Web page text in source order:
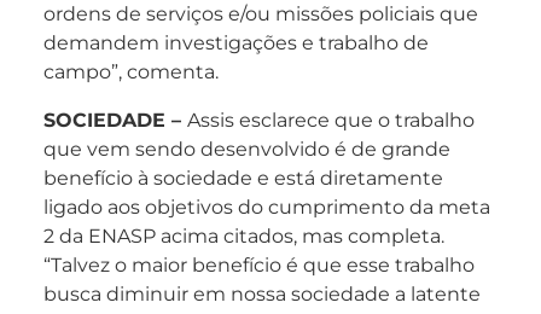
ordens de serviços e/ou missões policiais que
demandem investigações e trabalho de
campo”, comenta.
SOCIEDADE – Assis esclarece que o trabalho
que vem sendo desenvolvido é de grande
benefício à sociedade e está diretamente
ligado aos objetivos do cumprimento da meta
2 da ENASP acima citados, mas completa.
“Talvez o maior benefício é que esse trabalho
busca diminuir em nossa sociedade a latente